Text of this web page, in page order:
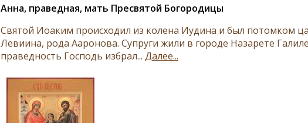
Анна, праведная, мать Пресвятой Богородицы
Святой Иоаким происходил из колена Иудина и был потомком
Левиина, рода Ааронова. Супруги жили в городе Назарете
праведность Господь избрал... Далее...